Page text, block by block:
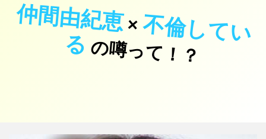
仲間由紀恵×不
倫
し
て
い
る の噂って！？